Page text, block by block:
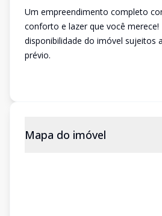
Um empreendimento completo
conforto e lazer que você merece!
disponibilidade do imóvel sujeitos
prévio.
Mapa do imóvel